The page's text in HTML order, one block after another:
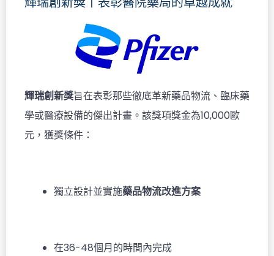
輝瑞創新獎旨在表彰那些徹底革新藥品物流、臨床藥
學或醫療設備的傑出計畫。該獎項獎金為10,000歐
元，獲獎條件：
獨立設計並實施藥品物流改進方案
在36-48個月的時間內完成